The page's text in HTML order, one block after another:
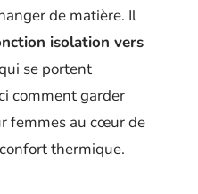
de matière. Il
isolation vers
se portent
comment garder
femmes au cœur de
thermique.